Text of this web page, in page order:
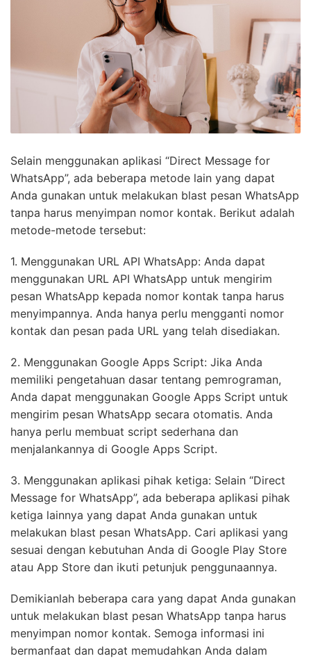
Selain menggunakan aplikasi “Direct Message for
WhatsApp”, ada beberapa metode lain yang dapat
Anda gunakan untuk melakukan blast pesan WhatsApp
tanpa harus menyimpan nomor kontak. Berikut adalah
metode-metode tersebut:
1. Menggunakan URL API WhatsApp: Anda dapat
menggunakan URL API WhatsApp untuk mengirim
pesan WhatsApp kepada nomor kontak tanpa harus
menyimpannya. Anda hanya perlu mengganti nomor
kontak dan pesan pada URL yang telah disediakan.
2. Menggunakan Google Apps Script: Jika Anda
memiliki pengetahuan dasar tentang pemrograman,
Anda dapat menggunakan Google Apps Script untuk
mengirim pesan WhatsApp secara otomatis. Anda
hanya perlu membuat script sederhana dan
menjalankannya di Google Apps Script.
3. Menggunakan aplikasi pihak ketiga: Selain “Direct
Message for WhatsApp”, ada beberapa aplikasi pihak
ketiga lainnya yang dapat Anda gunakan untuk
melakukan blast pesan WhatsApp. Cari aplikasi yang
sesuai dengan kebutuhan Anda di Google Play Store
atau App Store dan ikuti petunjuk penggunaannya.
Demikianlah beberapa cara yang dapat Anda gunakan
untuk melakukan blast pesan WhatsApp tanpa harus
menyimpan nomor kontak. Semoga informasi ini
bermanfaat dan dapat memudahkan Anda dalam